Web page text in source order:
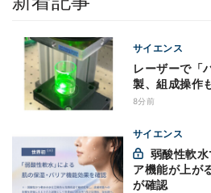
サイエンス
レーザーで「
製、組成操作
8分前
サイエンス
ア機能が上が
が確認